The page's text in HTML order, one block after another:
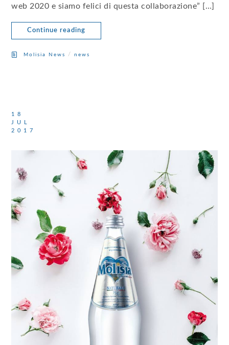
web 2020 e siamo felici di questa collaborazione” […]
Continue reading
Molisia News /news
18
JUL
2017